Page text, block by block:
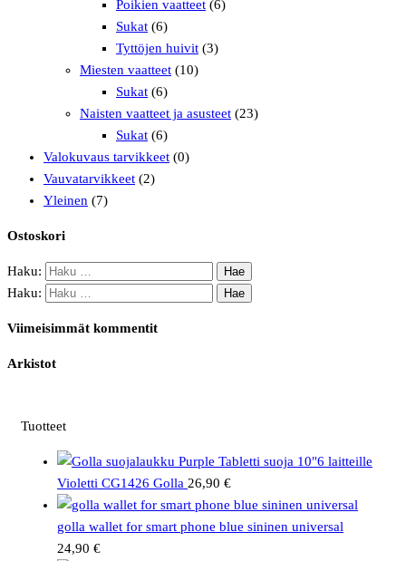
Poikien vaatteet (6)
Sukat (6)
Tyttöjen huivit (3)
Miesten vaatteet (10)
Sukat (6)
Naisten vaatteet ja asusteet (23)
Sukat (6)
Valokuvaus tarvikkeet (0)
Vauvatarvikkeet (2)
Yleinen (7)
Ostoskori
Haku:
Haku:
Viimeisimmät kommentit
Arkistot
Tuotteet
Tabletti suoja 10"6 laitteille
Violetti CG1426 Golla 26,90 €
golla wallet for smart phone blue sininen universal
24,90 €